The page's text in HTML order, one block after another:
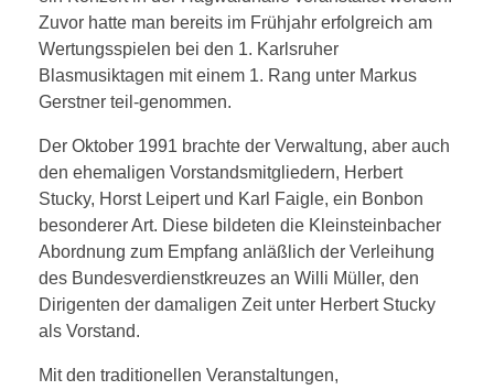
Zuvor hatte man bereits im Frühjahr erfolgreich am
Wertungsspielen bei den 1. Karlsruher
Blasmusiktagen mit einem 1. Rang unter Markus
Gerstner teil-genommen.
Der Oktober 1991 brachte der Verwaltung, aber auch
den ehemaligen Vorstandsmitgliedern, Herbert
Stucky, Horst Leipert und Karl Faigle, ein Bonbon
besonderer Art. Diese bildeten die Kleinsteinbacher
Abordnung zum Empfang anläßlich der Verleihung
des Bundesverdienstkreuzes an Willi Müller, den
Dirigenten der damaligen Zeit unter Herbert Stucky
als Vorstand.
Mit den traditionellen Veranstaltungen,